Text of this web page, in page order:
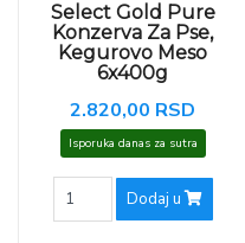
Select Gold Pure
Konzerva Za Pse,
Kegurovo Meso
6x400g
2.820,00 RSD
Isporuka danas za sutra
Dodaj u